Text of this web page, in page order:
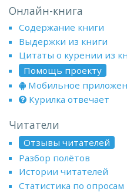
Онлайн-книга
Содержание книги
Выдержки из книги
Цитаты о курении из
Помощь проекту
Мобильное
Курилка отвечает
Читатели
Отзывы читателей
Разбор полётов
Истории читателей
Статистика по